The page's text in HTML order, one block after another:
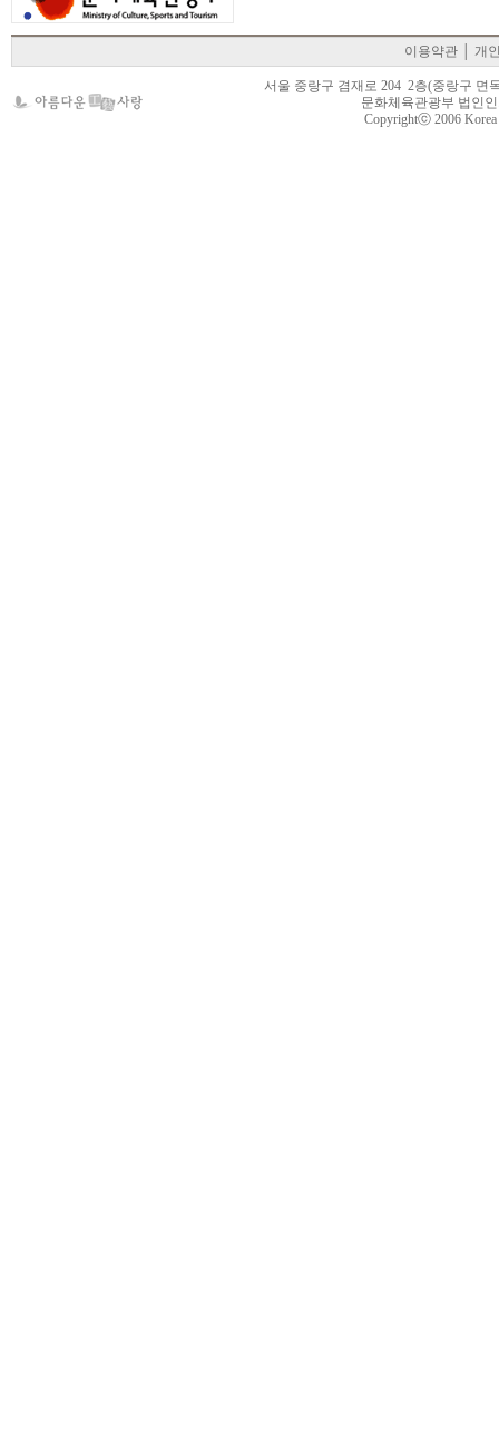
이용약관 │개
서울 중랑구 겸재로 204 2층(중랑구 면
문화체육관광부 법인
Copyrightⓒ 2006 Korea